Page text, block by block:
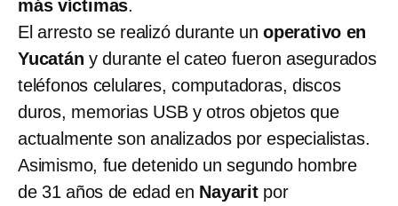
más víctimas.
El arresto se realizó durante un operativo en
Yucatán y durante el cateo fueron asegurados
teléfonos celulares, computadoras, discos
duros, memorias USB y otros objetos que
actualmente son analizados por especialistas.
Asimismo, fue detenido un segundo hombre
de 31 años de edad en Nayarit por